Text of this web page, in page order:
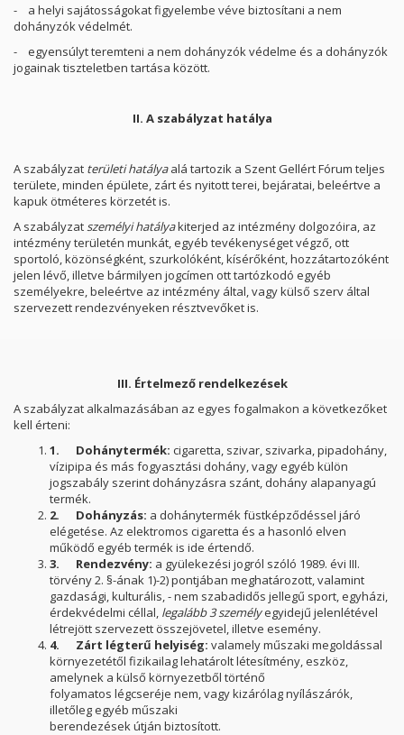
- a helyi sajátosságokat figyelembe véve biztosítani a nem
dohányzók védelmét.
- egyensúlyt teremteni a nem dohányzók védelme és a dohányzók
jogainak tiszteletben tartása között.
II. A szabályzat hatálya
A szabályzat területi hatályaalá tartozik a Szent Gellért Fórum teljes
területe, minden épülete, zárt és nyitott terei, bejáratai, beleértve a
kapuk ötméteres körzetét is.
A szabályzatszemélyi hatályakiterjed az intézmény dolgozóira, az
intézmény területén munkát, egyéb tevékenységet végző, ott
sportoló, közönségként, szurkolóként, kísérőként, hozzátartozóként
jelen lévő, illetve bármilyen jogcímen ott tartózkodó egyéb
személyekre, beleértve az intézmény által, vagy külső szerv által
szervezett rendezvényeken résztvevőket is.
III. Értelmező rendelkezések
A szabályzat alkalmazásában az egyes fogalmakon a következőket
kell érteni:
1. Dohánytermék: cigaretta, szivar, szivarka, pipadohány,
vízipipa és más fogyasztási dohány, vagy egyéb külön
jogszabály szerint dohányzásra szánt, dohány alapanyagú
termék.
2. Dohányzás: a dohánytermék füstképződéssel járó
elégetése. Az elektromos cigaretta és a hasonló elven
működő egyéb termék is ide értendő.
3. Rendezvény: a gyülekezési jogról szóló 1989. évi III.
törvény 2. §-ának 1)-2) pontjában meghatározott, valamint
gazdasági, kulturális, - nem szabadidős jellegű sport, egyházi,
érdekvédelmi céllal, legalább 3 személyegyidejű jelenlétével
létrejött szervezett összejövetel, illetve esemény.
4. Zárt légterű helyiség: valamely műszaki megoldással
környezetétől fizikailag lehatárolt létesítmény, eszköz,
amelynek a külső környezetből történő
folyamatos légcseréje nem, vagy kizárólag nyílászárók,
illetőleg egyéb műszaki
berendezések útján biztosított.